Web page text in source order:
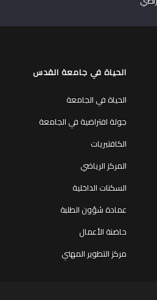
الحياة في جامعة القدس
الحياة في الجامعة
جولة افتراضية في الجامعة
الكافتيريات
المركز الرياضي
السكنات الداخلية
عمادة شؤون الطلبة
حاضنة الأعمال
مركز التطوير المهني